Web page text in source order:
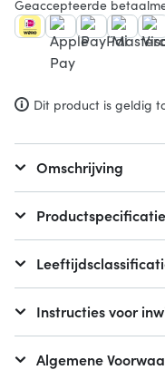
Geaccepteerde
Dit product is geldig
Omschrijving
Instructies voor
Algemene